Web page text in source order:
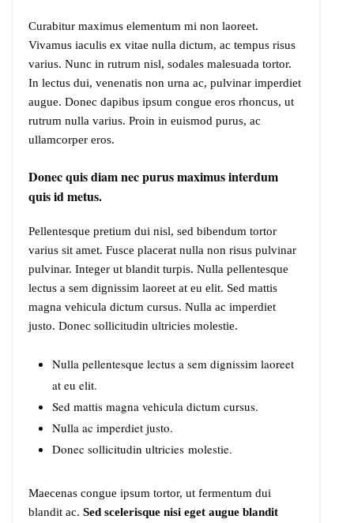
Curabitur maximus elementum mi non laoreet.
Vivamus iaculis ex vitae nulla dictum, ac tempus risus
varius. Nunc in rutrum nisl, sodales malesuada tortor.
In lectus dui, venenatis non urna ac, pulvinar imperdiet
augue. Donec dapibus ipsum congue eros rhoncus, ut
rutrum nulla varius. Proin in euismod purus, ac
ullamcorper eros.
Donec quis diam nec purus maximus interdum
quis id metus.
Pellentesque pretium dui nisl, sed bibendum tortor
varius sit amet. Fusce placerat nulla non risus pulvinar
pulvinar. Integer ut blandit turpis. Nulla pellentesque
lectus a sem dignissim laoreet at eu elit. Sed mattis
magna vehicula dictum cursus. Nulla ac imperdiet
justo. Donec sollicitudin ultricies molestie.
Nulla pellentesque lectus a sem dignissim laoreet
at eu elit.
Sed mattis magna vehicula dictum cursus.
Nulla ac imperdiet justo.
Donec sollicitudin ultricies molestie.
Maecenas congue ipsum tortor, ut fermentum dui
blandit ac. Sed scelerisque nisi eget augue blandit